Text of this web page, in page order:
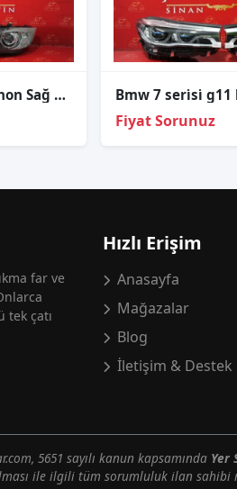
Bmw 3 Serisi E90 Xenon Sağ Sol Far Sökme
Fiyat Sorunuz
far ve
tek çatı
Hızlı Erişim
Anasayfa
Mağazalar
Blog
İletişim & Destek
5651 sayılı kanun kapsamında Yer
ile ilgili tüm sorumluluk ilan sahibi